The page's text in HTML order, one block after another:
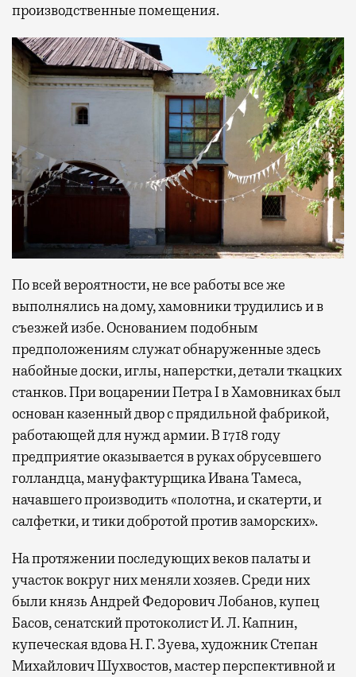
производственные помещения.
По всей вероятности, не все работы все же
выполнялись на дому, хамовники трудились и в
съезжей избе. Основанием подобным
предположениям служат обнаруженные здесь
набойные доски, иглы, наперстки, детали ткацких
станков. При воцарении Петра I в Хамовниках был
основан казенный двор с прядильной фабрикой,
работающей для нужд армии. В 1718 году
предприятие оказывается в руках обрусевшего
голландца, мануфактурщика Ивана Тамеса,
начавшего производить «полотна, и скатерти, и
салфетки, и тики добротой против заморских».
На протяжении последующих веков палаты и
участок вокруг них меняли хозяев. Среди них
были князь Андрей Федорович Лобанов, купец
Басов, сенатский протоколист И. Л. Капнин,
купеческая вдова Н. Г. Зуева, художник Степан
Михайлович Шухвостов, мастер перспективной и